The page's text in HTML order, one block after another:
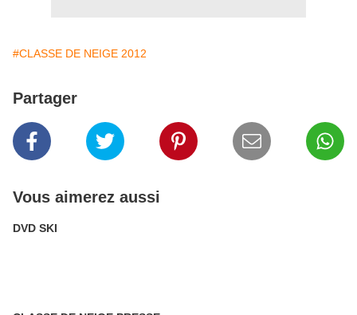
#CLASSE DE NEIGE 2012
Partager
Vous aimerez aussi
DVD SKI